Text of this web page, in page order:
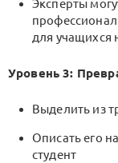
Эксперты
для учащихся
Уровень 3:
Выделить из
Описать его
студент